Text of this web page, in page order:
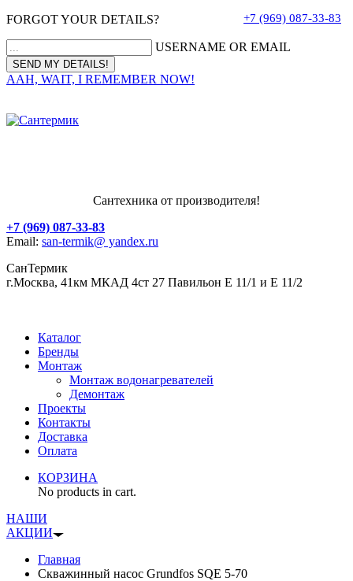
FORGOT YOUR DETAILS?
USERNAME OR EMAIL
AAH, WAIT, I REMEMBER NOW!
+7 (969) 087-33-83
Сантехника от производителя!
+7 (969) 087-33-83
Email: san-termik@ yandex.ru
СанТермик
г.Москва, 41км МКАД 4ст 27 Павильон Е 11/1 и Е 11/2
Каталог
Бренды
Монтаж
Монтаж водонагревателей
Демонтаж
Проекты
Контакты
Доставка
Оплата
КОРЗИНА
No products in cart.
НАШИ
АКЦИИ
Главная
Скважинный насос Grundfos SQE 5-70